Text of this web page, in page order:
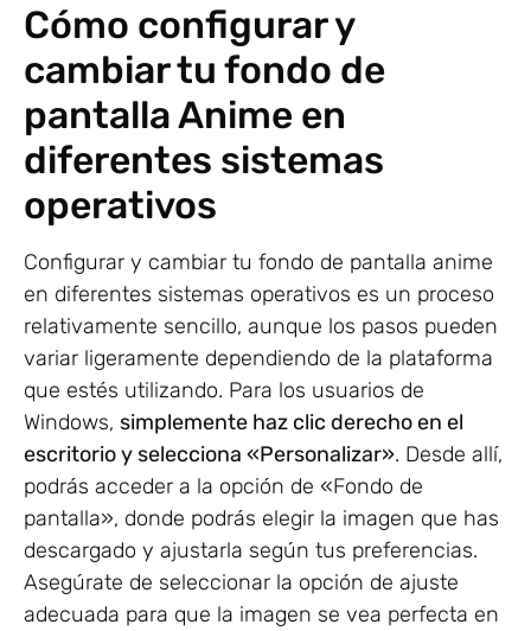
Cómo configurar y
cambiar tu fondo de
pantalla Anime en
diferentes sistemas
operativos
Configurar y cambiar tu fondo de pantalla anime
en diferentes sistemas operativos es un proceso
relativamente sencillo, aunque los pasos pueden
variar ligeramente dependiendo de la plataforma
que estés utilizando. Para los usuarios de
Windows, simplemente haz clic derecho en el
escritorio y selecciona «Personalizar». Desde allí,
podrás acceder a la opción de «Fondo de
pantalla», donde podrás elegir la imagen que has
descargado y ajustarla según tus preferencias.
Asegúrate de seleccionar la opción de ajuste
adecuada para que la imagen se vea perfecta en